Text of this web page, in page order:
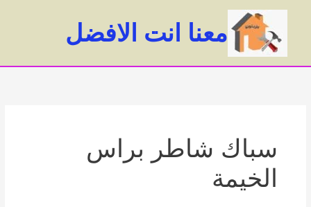
المحتوى
معنا انت الافضل
سباك شاطر براس
الخيمة